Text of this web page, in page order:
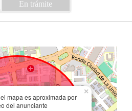
En trámite
mapa es aproximada por
del anunciante
×